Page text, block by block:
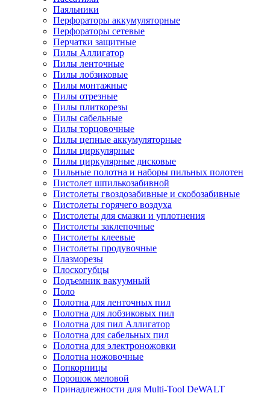
Паяльники
Перфораторы аккумуляторные
Перфораторы сетевые
Перчатки защитные
Пилы Аллигатор
Пилы ленточные
Пилы лобзиковые
Пилы монтажные
Пилы отрезные
Пилы плиткорезы
Пилы сабельные
Пилы торцовочные
Пилы цепные аккумуляторные
Пилы циркулярные
Пилы циркулярные дисковые
Пильные полотна и наборы пильных полотен
Пистолет шпилькозабивной
Пистолеты гвоздозабивные и скобозабивные
Пистолеты горячего воздуха
Пистолеты для смазки и уплотнения
Пистолеты заклепочные
Пистолеты клеевые
Пистолеты продувочные
Плазморезы
Плоскогубцы
Подъемник вакуумный
Поло
Полотна для ленточных пил
Полотна для лобзиковых пил
Полотна для пил Аллигатор
Полотна для сабельных пил
Полотна для электроножовки
Полотна ножовочные
Попкорницы
Порошок меловой
Принадлежности для Multi-Tool DeWALT